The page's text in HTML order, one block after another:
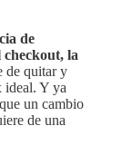
de
checkout, la
de quitar y
ideal. Y ya
un cambio
de una